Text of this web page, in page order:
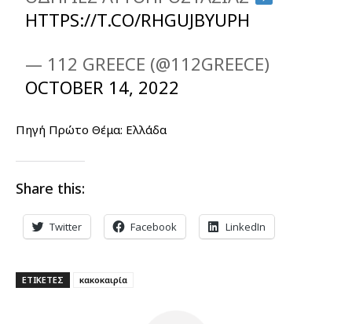
HTTPS://T.CO/RHGUJBYUPH
— 112 GREECE (@112GREECE)
OCTOBER 14, 2022
Πηγή Πρώτο Θέμα: Ελλάδα
Share this:
Twitter Facebook LinkedIn
ΕΤΙΚΕΤΕΣ κακοκαιρία